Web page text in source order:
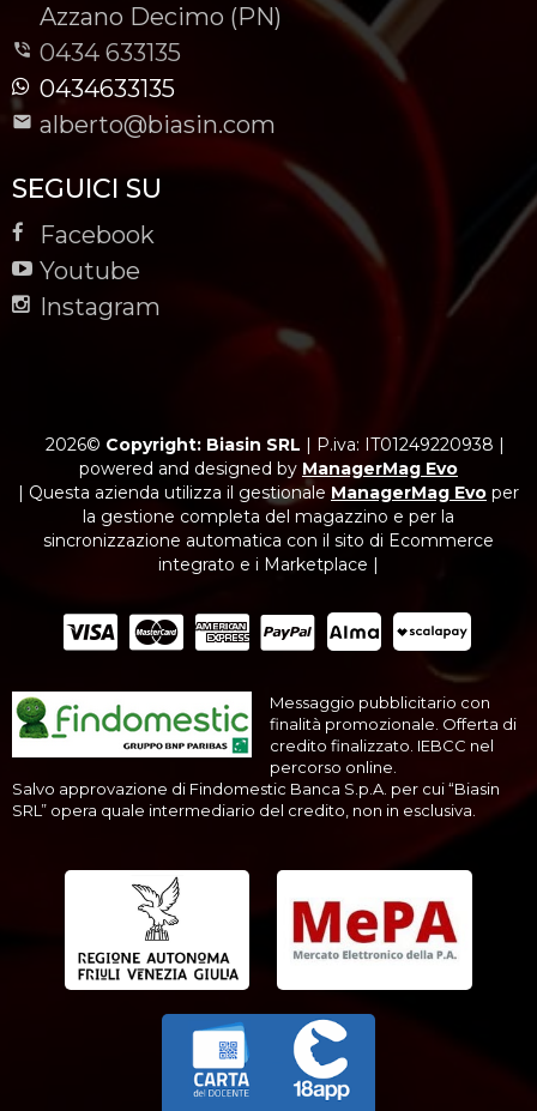
-
Azzano Decimo (PN)
0434 633135
0434633135
alberto@biasin.com
SEGUICI SU
Facebook
Youtube
Instagram
2026© Copyright: Biasin SRL | P.iva: IT01249220938 |
powered and designed by ManagerMag Evo
| Questa azienda utilizza il gestionale ManagerMag Evo per
la gestione completa del magazzino e per la
sincronizzazione automatica con il sito di Ecommerce
integrato e i Marketplace |
Messaggio pubblicitario con
finalità promozionale. Offerta di
credito finalizzato. IEBCC nel
percorso online.
Salvo approvazione di Findomestic Banca S.p.A. per cui “Biasin
SRL” opera quale intermediario del credito, non in esclusiva.